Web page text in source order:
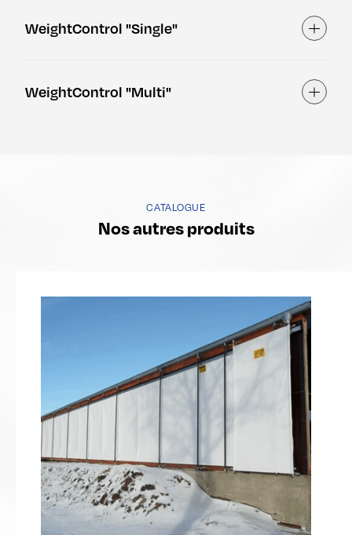
WeightControl "Single"
WeightControl "Multi"
CATALOGUE
Nos autres produits